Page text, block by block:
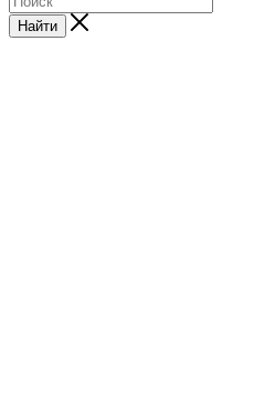
Найти